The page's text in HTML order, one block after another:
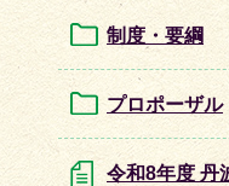
制度・要綱
プロポーザル
令和8年度 丹
ラ